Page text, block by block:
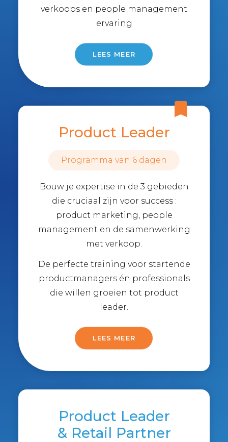
verkoops en people management
ervaring
LEES MEER
Product Leader
Programma van 6 dagen
Bouw je expertise in de 3 gebieden
die cruciaal zijn voor success :
product marketing, people
management en de samenwerking
met verkoop.
De perfecte training voor startende
productmanagers én professionals
die willen groeien tot product
leader.
LEES MEER
Product Leader
& Retail Partner